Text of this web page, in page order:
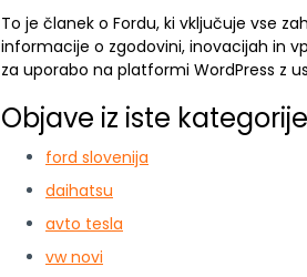
To je članek o Fordu, ki vključuje vse
informacije o zgodovini, inovacijah in
za uporabo na platformi WordPress z
Objave iz iste
ford slovenija
daihatsu
avto tesla
vw novi